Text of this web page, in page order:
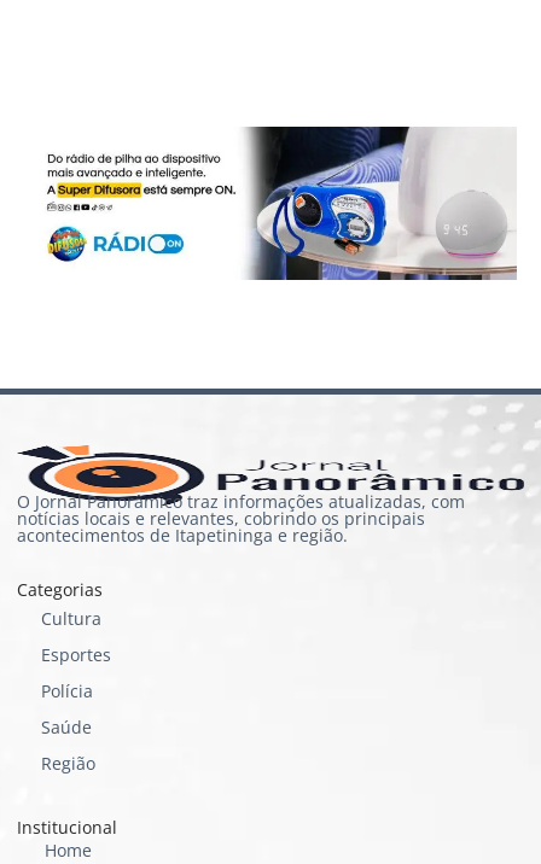
O Jornal Panorâmico traz informações atualizadas, com
notícias locais e relevantes, cobrindo os principais
acontecimentos de Itapetininga e região.
Categorias
Cultura
Esportes
Polícia
Saúde
Região
Institucional
Home